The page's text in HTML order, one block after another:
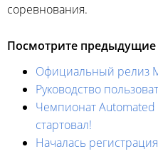
соревнования.
Посмотрите предыдущие
Официальный релиз
Руководство
Чемпионат
стартовал!
Началась